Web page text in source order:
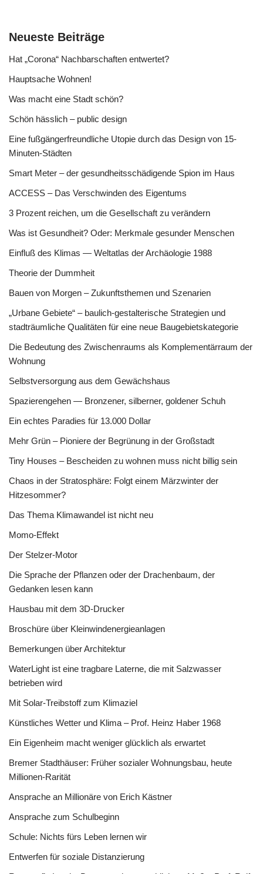
Neueste Beiträge
Hat „Corona“ Nachbarschaften entwertet?
Hauptsache Wohnen!
Was macht eine Stadt schön?
Schön hässlich – public design
Eine fußgängerfreundliche Utopie durch das Design von 15-
Minuten-Städten
Smart Meter – der gesundheitsschädigende Spion im Haus
ACCESS – Das Verschwinden des Eigentums
3 Prozent reichen, um die Gesellschaft zu verändern
Was ist Gesundheit? Oder: Merkmale gesunder Menschen
Einfluß des Klimas — Weltatlas der Archäologie 1988
Theorie der Dummheit
Bauen von Morgen – Zukunftsthemen und Szenarien
„Urbane Gebiete“ – baulich-gestalterische Strategien und
stadträumliche Qualitäten für eine neue Baugebietskategorie
Die Bedeutung des Zwischenraums als Komplementärraum der
Wohnung
Selbstversorgung aus dem Gewächshaus
Spazierengehen — Bronzener, silberner, goldener Schuh
Ein echtes Paradies für 13.000 Dollar
Mehr Grün – Pioniere der Begrünung in der Großstadt
Tiny Houses – Bescheiden zu wohnen muss nicht billig sein
Chaos in der Stratosphäre: Folgt einem Märzwinter der
Hitzesommer?
Das Thema Klimawandel ist nicht neu
Momo-Effekt
Der Stelzer-Motor
Die Sprache der Pflanzen oder der Drachenbaum, der
Gedanken lesen kann
Hausbau mit dem 3D-Drucker
Broschüre über Kleinwindenergieanlagen
Bemerkungen über Architektur
WaterLight ist eine tragbare Laterne, die mit Salzwasser
betrieben wird
Mit Solar-Treibstoff zum Klimaziel
Künstliches Wetter und Klima – Prof. Heinz Haber 1968
Ein Eigenheim macht weniger glücklich als erwartet
Bremer Stadthäuser: Früher sozialer Wohnungsbau, heute
Millionen-Rarität
Ansprache an Millionäre von Erich Kästner
Ansprache zum Schulbeginn
Schule: Nichts fürs Leben lernen wir
Entwerfen für soziale Distanzierung